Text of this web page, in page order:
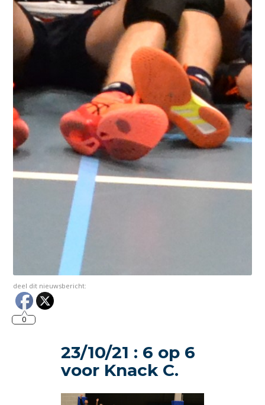
deel dit nieuwsbericht:
0
23/10/21 : 6 op 6
voor Knack C.